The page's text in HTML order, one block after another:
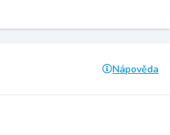
Nápověda